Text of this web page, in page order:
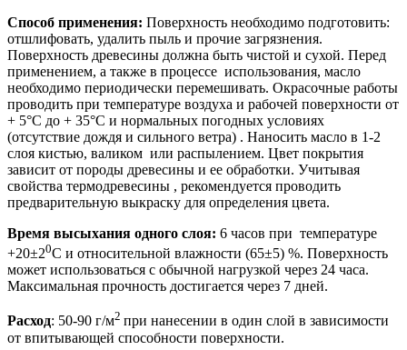
Способ применения: Поверхность необходимо подготовить:
отшлифовать, удалить пыль и прочие загрязнения.
Поверхность древесины должна быть чистой и сухой. Перед
применением, а также в процессе использования, масло
необходимо периодически перемешивать. Окрасочные работы
проводить при температуре воздуха и рабочей поверхности от
+ 5°С до + 35°С и нормальных погодных условиях
(отсутствие дождя и сильного ветра) . Наносить масло в 1-2
слоя кистью, валиком или распылением. Цвет покрытия
зависит от породы древесины и ее обработки. Учитывая
свойства термодревесины , рекомендуется проводить
предварительную выкраску для определения цвета.
Время высыхания одного слоя: 6 часов при температуре
+20±20С и относительной влажности (65±5) %. Поверхность
может использоваться с обычной нагрузкой через 24 часа.
Максимальная прочность достигается через 7 дней.
Расход: 50-90 г/м2 при нанесении в один слой в зависимости
от впитывающей способности поверхности.